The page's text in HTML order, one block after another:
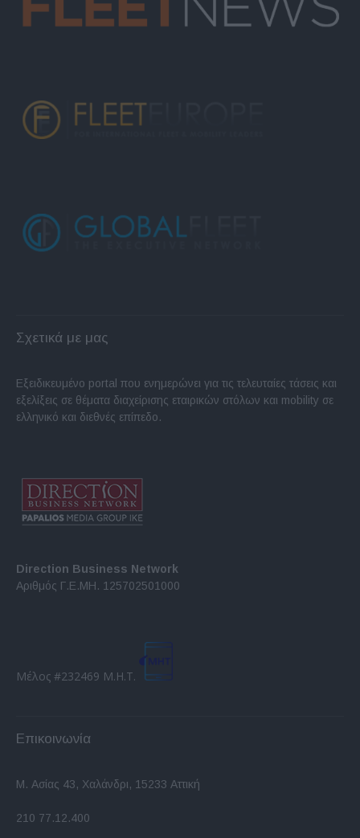
Σχετικά με μας
Εξειδικευμένο portal που ενημερώνει για τις τελευταίες τάσεις και
εξελίξεις σε θέματα διαχείρισης εταιρικών στόλων και mobility σε
ελληνικό και διεθνές επίπεδο.
Direction Business Network
Αριθμός Γ.Ε.ΜΗ. 125702501000
Μέλος #232469 Μ.Η.Τ.
Επικοινωνία
Μ. Ασίας 43, Χαλάνδρι, 15233 Αττική
210 77.12.400